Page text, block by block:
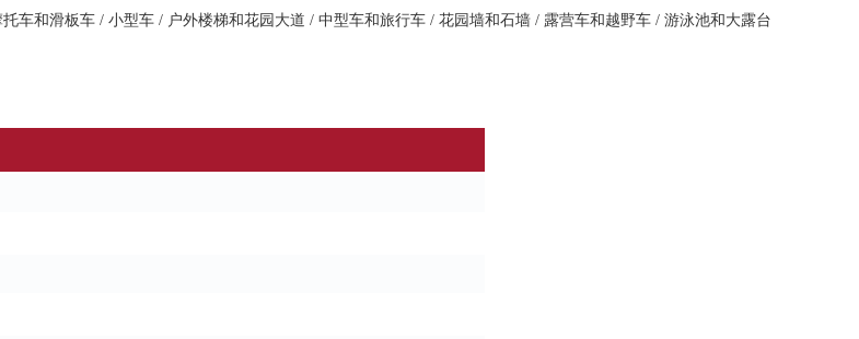
车和滑板车 / 小型车 / 户外楼梯和花园大道 / 中型车和旅行车 / 花园墙和石墙 / 露营车和越野车 / 游泳池和大露台